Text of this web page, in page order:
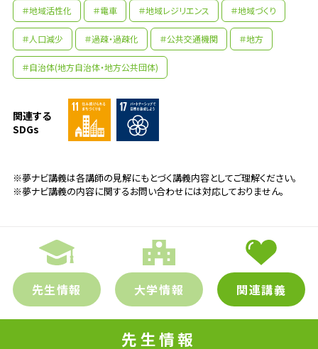
＃地域活性化 ＃電車 ＃地域レジリエンス ＃地域づくり
＃人口減少 ＃過疎・過疎化 ＃公共交通機関 ＃地方
＃自治体(地方自治体・地方公共団体)
関連する
SDGs
※夢ナビ講義は各講師の見解にもとづく講義内容としてご理解ください。
※夢ナビ講義の内容に関するお問い合わせには対応しておりません。
先生情報 大学情報 関連講義
先生情報
先生の学問へのきっかけは？
私が小学生の時に日頃から利用している鉄道